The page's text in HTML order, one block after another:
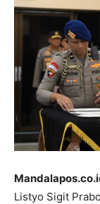
Listyo Sigit